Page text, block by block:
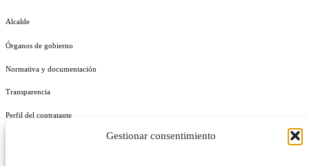
Gestionar consentimiento
Alcalde
Órganos de gobierno
Normativa y documentación
Transparencia
Perfil del contratante